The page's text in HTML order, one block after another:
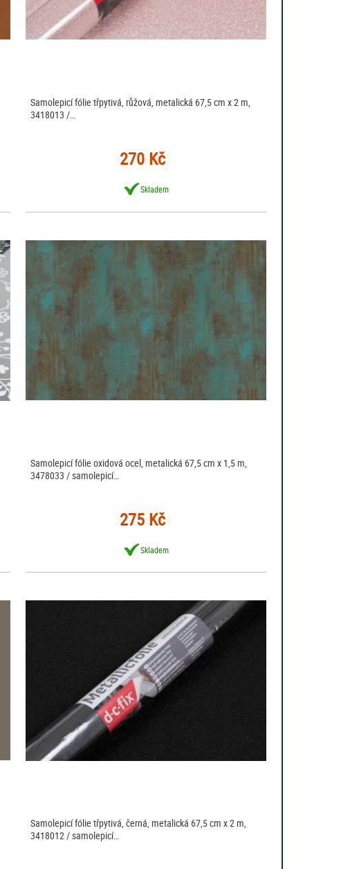
Samolepicí fólie třpytivá, růžová, metalická 67,5 cm x 2 m,
3418013 /…
270 Kč
Skladem
Samolepicí fólie oxidová ocel, metalická 67,5 cm x 1,5 m,
3478033 / samolepicí…
275 Kč
Skladem
Samolepicí fólie třpytivá, černá, metalická 67,5 cm x 2 m,
3418012 / samolepicí…